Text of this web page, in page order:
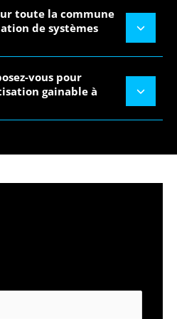
toute la commune
de systèmes
vous pour
gainable à